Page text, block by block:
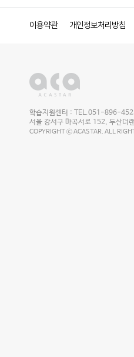
이용약관 개인정보처리방침
학습지원센터 : TEL.051-
서울 강서구 마곡서로 152, 두산
COPYRIGHT ⓒ ACASTAR. ALL